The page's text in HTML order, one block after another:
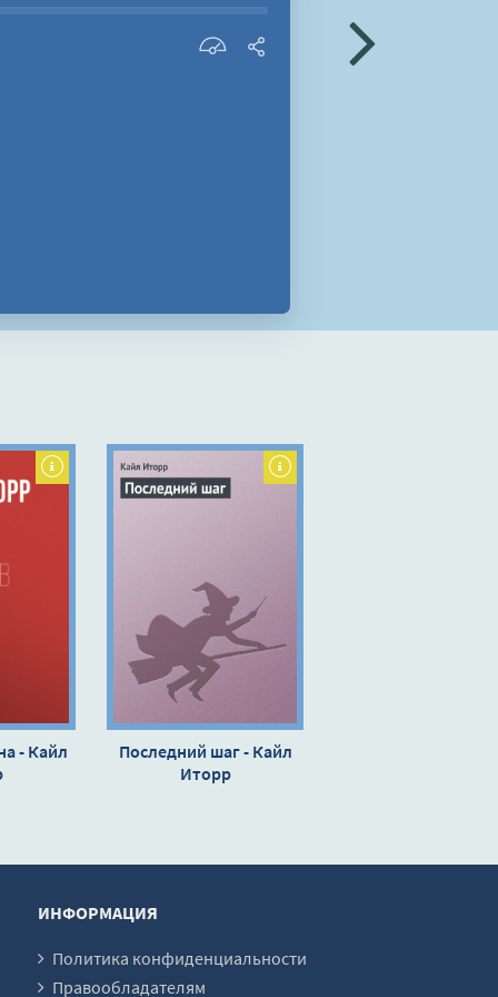
- Кайл
Последний шаг - Кайл
Иторр
ИНФОРМАЦИЯ
Политика конфиденциальности
Правообладателям